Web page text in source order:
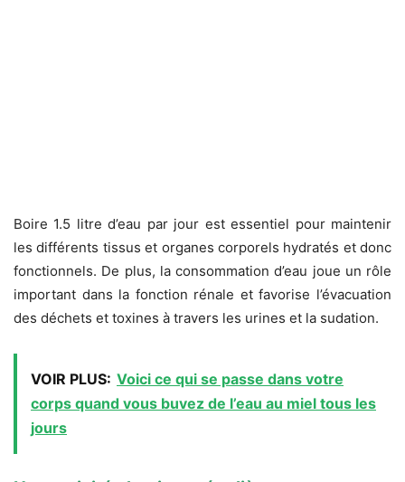
Boire 1.5 litre d’eau par jour est essentiel pour maintenir
les différents tissus et organes corporels hydratés et donc
fonctionnels. De plus, la consommation d’eau joue un rôle
important dans la fonction rénale et favorise l’évacuation
des déchets et toxines à travers les urines et la sudation.
VOIR PLUS: Voici ce qui se passe dans votre
corps quand vous buvez de l’eau au miel tous les
jours